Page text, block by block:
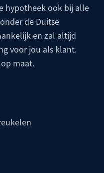
hypotheek ook bij alle
de Duitse
en zal altijd
voor jou als klant.
maat.